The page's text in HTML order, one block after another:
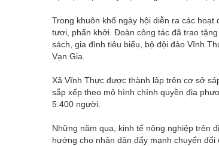
Trong khuôn khổ ngày hội diễn ra các
tươi, phấn khởi. Đoàn công tác đã trao
sách, gia đình tiêu biểu, bộ đội đảo Vĩnh
Vạn Gia.
Xã Vĩnh Thực được thành lập trên cơ sở
sắp xếp theo mô hình chính quyền địa
5.400 người.
Những năm qua, kinh tế nông nghiệp trên
hướng cho nhân dân đẩy mạnh chuyển